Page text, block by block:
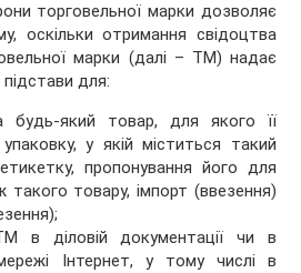
торговельної марки дозволяє
оскільки отримання свідоцтва
марки (далі – ТМ) надає
для:
будь-який товар, для якого її
у якій міститься такий
пропонування його для
такого товару, імпорт (ввезення)
в діловій документації чи в
Інтернет, у тому числі в